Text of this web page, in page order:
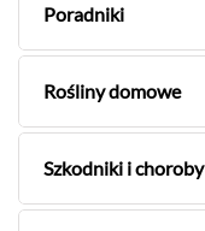
Poradniki
Rośliny domowe
Szkodniki i choroby